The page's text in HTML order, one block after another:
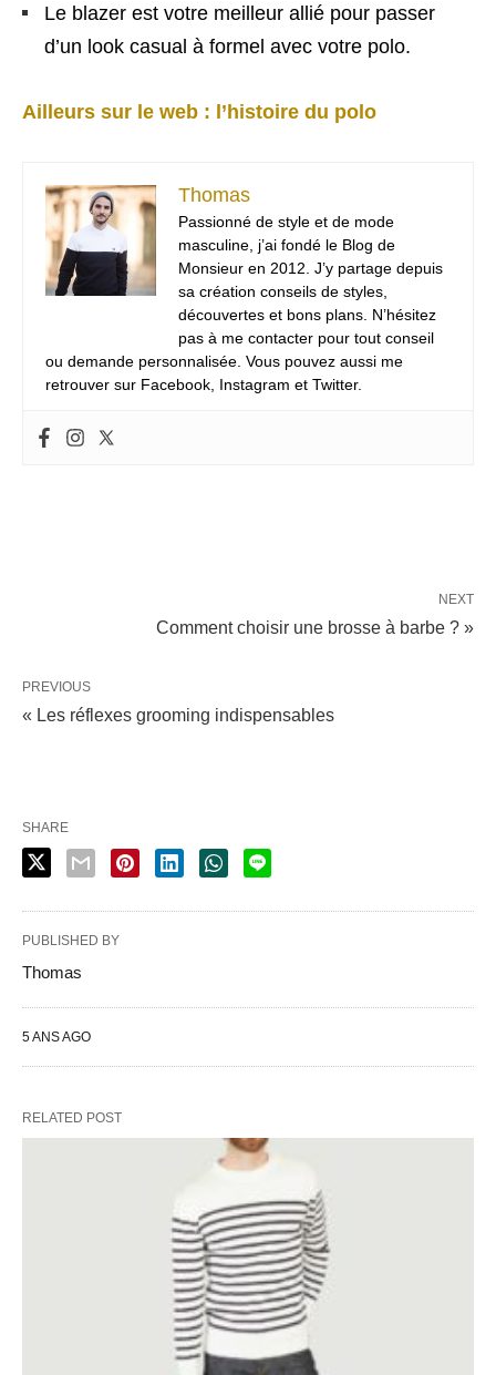
Le blazer est votre meilleur allié pour passer
d’un look casual à formel avec votre polo.
Ailleurs sur le web : l’histoire du polo
Thomas
Passionné de style et de mode
masculine, j’ai fondé le Blog de
Monsieur en 2012. J’y partage depuis
sa création conseils de styles,
découvertes et bons plans. N’hésitez
pas à me contacter pour tout conseil
ou demande personnalisée. Vous pouvez aussi me
retrouver sur Facebook, Instagram et Twitter.
NEXT
Comment choisir une brosse à barbe ? »
PREVIOUS
« Les réflexes grooming indispensables
SHARE
PUBLISHED BY
Thomas
5 ANS AGO
RELATED POST